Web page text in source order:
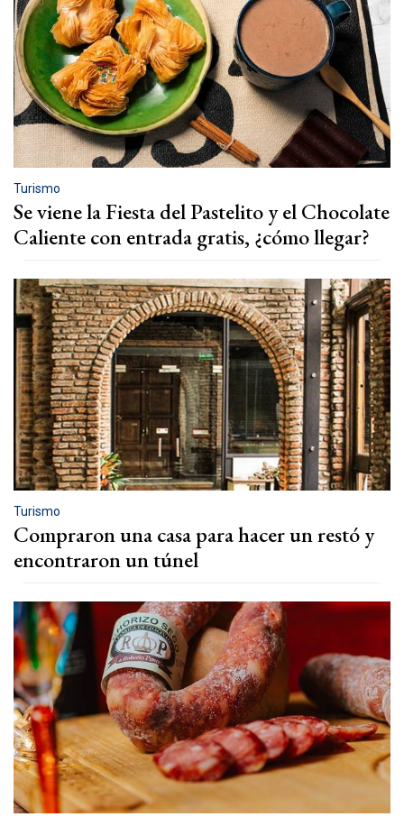
Turismo
Se viene la Fiesta del Pastelito y el Chocolate
Caliente con entrada gratis, ¿cómo llegar?
Turismo
Compraron una casa para hacer un restó y
encontraron un túnel